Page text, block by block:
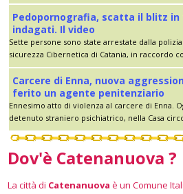
Pedopornografia, scatta il blitz in
indagati. Il video
Sette persone sono state arrestate dalla
sicurezza Cibernetica di Catania, in raccordo
Carcere di Enna, nuova
ferito un agente penitenziario
Ennesimo atto di violenza al carcere di Enna.
detenuto straniero psichiatrico, nella Casa
Dov'è Catenanuova ?
La città di Catenanuova è un Comune